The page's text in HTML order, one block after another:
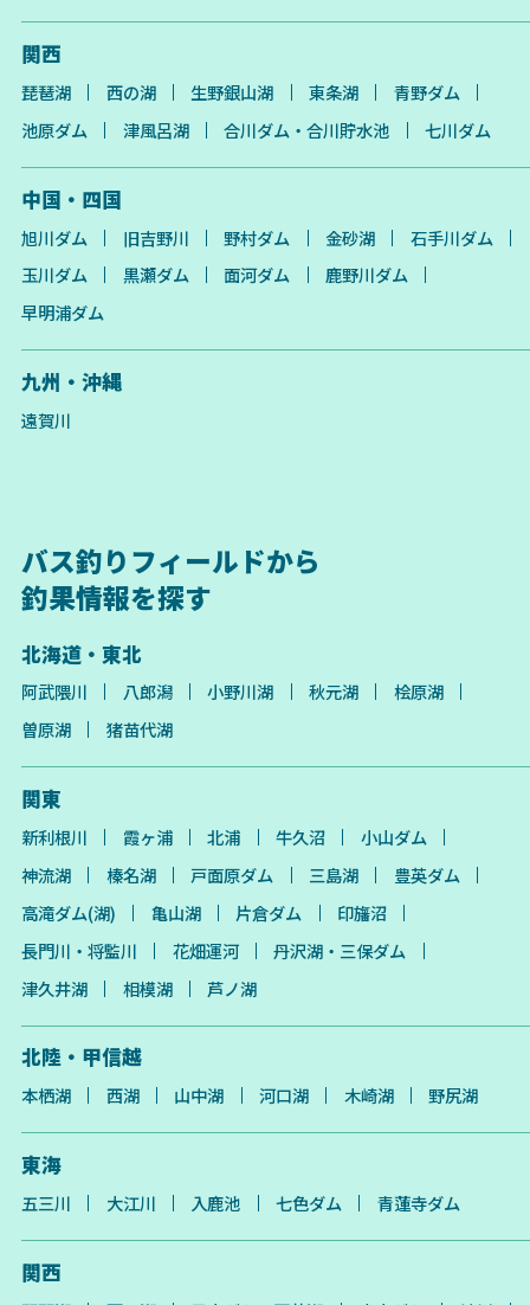
関西
琵琶湖 西の湖 生野銀山湖 東条湖
青野ダム
池原ダム
津風呂湖 合川ダム・合川貯水池 七川ダム
中国・四国
旭川ダム 旧吉野川 野村ダム 金砂湖
石手川ダム
玉川ダム
黒瀬ダム 面河ダム
鹿野川ダム
早明浦ダム
九州・沖縄
遠賀川
バス釣りフィールドから
釣果情報を探す
北海道・東北
阿武隈川 八郎潟 小野川湖 秋元湖
桧原湖
曽原湖
猪苗代湖
関東
新利根川 霞ヶ浦 北浦 牛久沼
小山ダム
神流湖
榛名湖 戸面原ダム 三島湖
豊英ダム
高滝ダム(湖)
亀山湖 片倉ダム
印旛沼
長門川・将監川
花畑運河
丹沢湖・三保ダム
津久井湖
相模湖 芦ノ湖
北陸・甲信越
本栖湖 西湖 山中湖 河口湖 木崎湖 野尻湖
東海
五三川 大江川 入鹿池 七色ダム 青蓮寺ダム
関西